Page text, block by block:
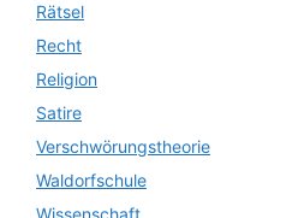
Rätsel
Recht
Religion
Satire
Verschwörungstheorie
Waldorfschule
Wissenschaft